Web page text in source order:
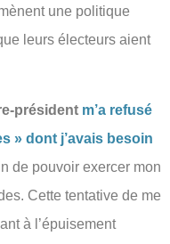
une politique
leurs électeurs aient
président m’a refusé
» dont j’avais besoin
de pouvoir exercer mon
Cette tentative de me
à l’épuisement